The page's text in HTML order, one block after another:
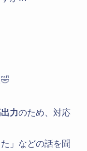
力のため、対応
」などの話を聞